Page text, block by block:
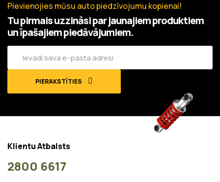
Pievienojies mūsu auto piedzīvojumu kopienai!
Tu pirmais uzzināsi par jaunajiem produktiem
un īpašajiem piedāvājumiem.
PIERAKSTĪTIES
Klientu Atbalsts
2800 6617